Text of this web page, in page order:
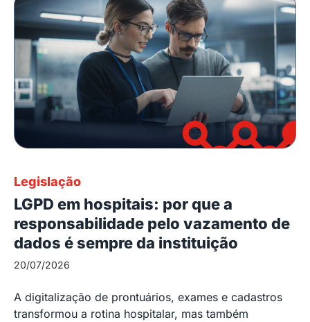
Legislação
LGPD em hospitais: por que a
responsabilidade pelo vazamento de
dados é sempre da instituição
20/07/2026
A digitalização de prontuários, exames e cadastros
transformou a rotina hospitalar, mas também